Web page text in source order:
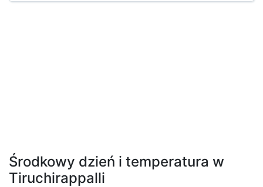
Środkowy dzień i temperatura w
Tiruchirappalli